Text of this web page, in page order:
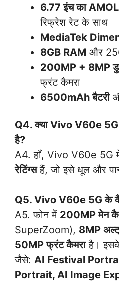
6.77 इंच का
रिफ्रेश रेट के साथ
MediaTek
8GB RAM और
200MP + 8MP
फ्रंट कैमरा
6500mAh बैटरी
Q4. क्या Vivo V60e 5G
है?
A4. हाँ, Vivo V60e 5G
रेटिंग्सहैं, जो इसे धूल और
Q5. Vivo V60e 5G के
A5. फोन में 200MP मेन
SuperZoom), 8MP
50MP फ्रंट कैमराहै। इसके
जैसे: AI Festival
Portrait, AI Image